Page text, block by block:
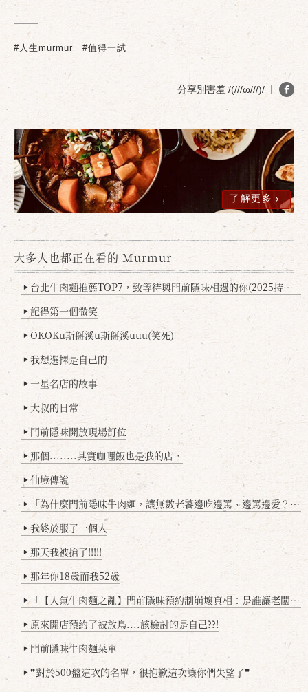
#人生murmur #值得一試
分享別害羞 /(///ω///)/
了解更多
大多人也都正在看的 Murmur
▶ 台北牛肉麵推薦TOP7，致等待與門前隱味相遇的你(2025持續更新
▶ 記得第一個微笑
▶ OKOKu斯掰溪u斯掰溪uuu(笑死)
▶ 我想選擇是自己的
▶ 一星名店的故事
▶ 大叔的日常
▶ 門前隱味開放現場訂位
▶ 那個........其實咖哩飯也是我的店，
▶ 仙境傳說
▶ 「為什麼門前隱味牛肉麵，讓無數老饕邊吃邊罵、邊罵邊愛？小辣雞揭密！」
▶ 我終於服了一個人
▶ 那天我被搶了!!!!!
▶ 那年你18歲而我52歲
▶ 「【人氣牛肉麵之亂】門前隱味預約制崩壞真相：是誰讓老闆心灰意冷？」
▶ 原來開店預約了被放鳥....該檢討的是自己??!
▶ 門前隱味牛肉麵菜單
▶ ❞對於500盤這次的名單，很抱歉這次讓你們失望了❞